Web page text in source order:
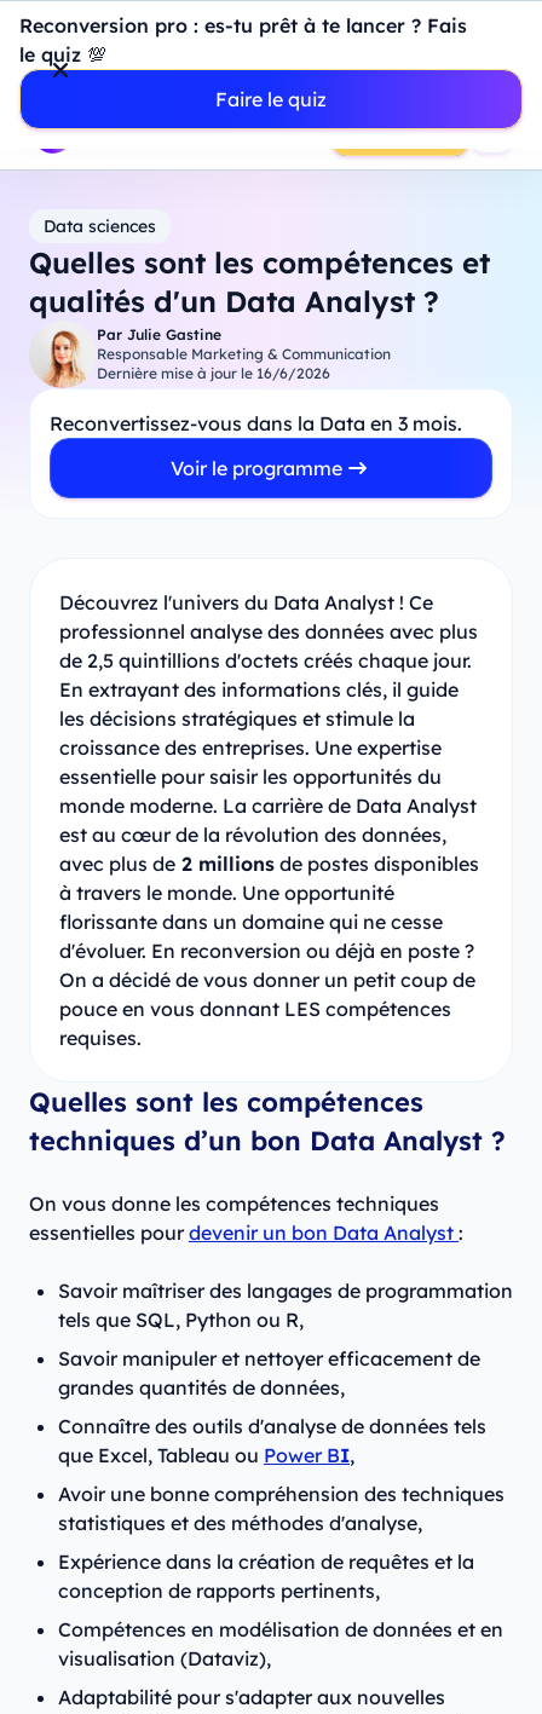
Reconversion pro : es-tu prêt à te lancer ? Fais
le quiz 💯
Faire le quiz
Introduction à Power BI : construisez votre premier
dashboard de A à Z
- Mardi 11 Août
18h00
Professionnels
Étudiants Parents Entreprises
Prendre RDV
Data sciences
Quelles sont les compétences et
qualités d'un Data Analyst ?
Par Julie Gastine
Responsable Marketing & Communication
Dernière mise à jour le 16/6/2026
Reconvertissez-vous dans la Data en 3 mois.
Voir le programme
Découvrez l'univers du Data Analyst ! Ce
professionnel analyse des données avec plus
de 2,5 quintillions d'octets créés chaque jour.
En extrayant des informations clés, il guide
les décisions stratégiques et stimule la
croissance des entreprises. Une expertise
essentielle pour saisir les opportunités du
monde moderne. La carrière de Data Analyst
est au cœur de la révolution des données,
avec plus de 2 millions de postes disponibles
à travers le monde. Une opportunité
florissante dans un domaine qui ne cesse
d'évoluer. En reconversion ou déjà en poste ?
On a décidé de vous donner un petit coup de
pouce en vous donnant LES compétences
requises.
Quelles sont les compétences
techniques d’un bon Data Analyst ?
On vous donne les compétences techniques
essentielles pourdevenir un bon Data Analyst :
Savoir maîtriser des langages de programmation
tels que SQL, Python ou R,
Savoir manipuler et nettoyer efficacement de
grandes quantités de données,
Connaître des outils d'analyse de données tels
que Excel, Tableau ou Power BI,
Avoir une bonne compréhension des techniques
statistiques et des méthodes d'analyse,
Expérience dans la création de requêtes et la
conception de rapports pertinents,
Compétences en modélisation de données et en
visualisation (Dataviz),
Adaptabilité pour s'adapter aux nouvelles